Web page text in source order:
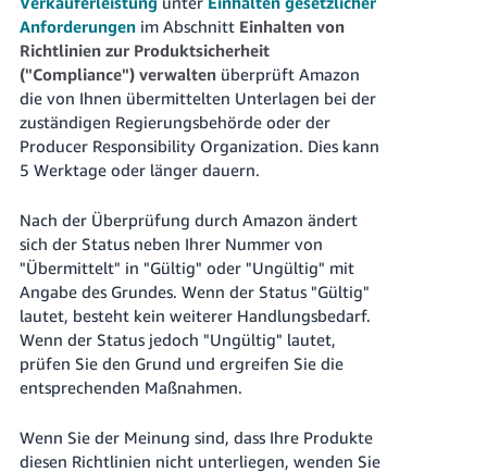
Anforderungen im Abschnitt Einhalten von
Richtlinien zur Produktsicherheit
("Compliance") verwaltenüberprüft Amazon
die von Ihnen übermittelten Unterlagen bei der
zuständigen Regierungsbehörde oder der
Producer Responsibility Organization. Dies kann
5 Werktage oder länger dauern.
Nach der Überprüfung durch Amazon ändert
sich der Status neben Ihrer Nummer von
"Übermittelt" in "Gültig" oder "Ungültig" mit
Angabe des Grundes. Wenn der Status "Gültig"
lautet, besteht kein weiterer Handlungsbedarf.
Wenn der Status jedoch "Ungültig" lautet,
prüfen Sie den Grund und ergreifen Sie die
entsprechenden Maßnahmen.
Wenn Sie der Meinung sind, dass Ihre Produkte
diesen Richtlinien nicht unterliegen, wenden Sie